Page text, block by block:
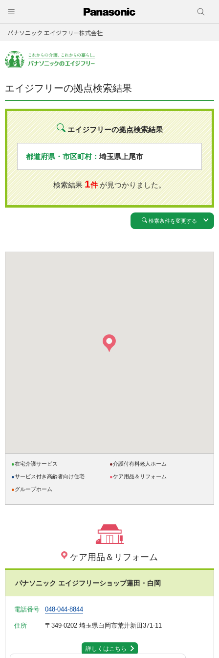
パナソニック エイジフリー株式会社
エイジフリーの拠点検索結果
エイジフリーの拠点検索結果
都道府県・市区町村：埼玉県上尾市
検索結果1件が見つかりました。
検索条件を変更する
●在宅介護サービス ●介護付有料老人ホーム
●サービス付き高齢者向け住宅 ●ケア用品＆リフォーム
●グループホーム
ケア用品＆リフォーム
パナソニック エイジフリーショップ蓮田・白岡
電話番号 048-044-8844
住所 〒349-0202 埼玉県白岡市荒井新田371-11
詳しくはこちら